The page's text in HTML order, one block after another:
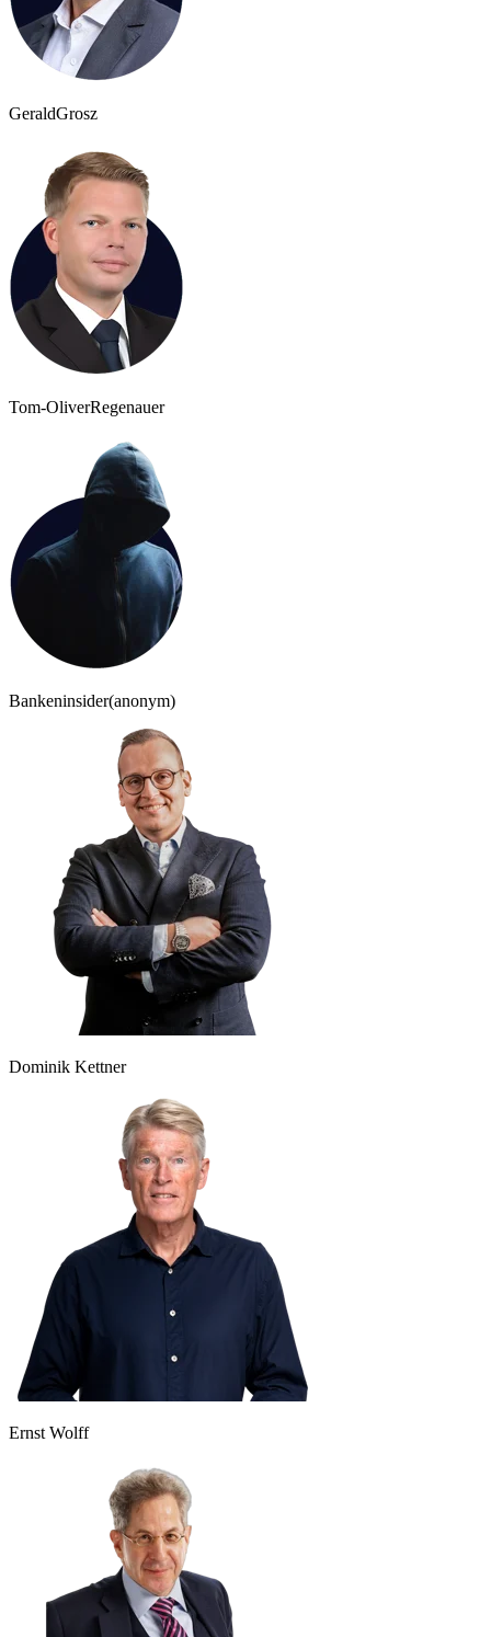
GeraldGrosz
Tom-OliverRegenauer
Bankeninsider(anonym)
Dominik Kettner
Ernst Wolff